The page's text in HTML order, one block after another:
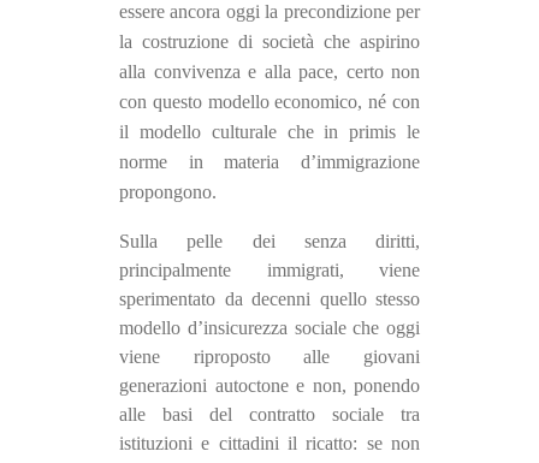
essere ancora oggi la precondizione per
la costruzione di società che aspirino
alla convivenza e alla pace, certo non
con questo modello economico, né con
il modello culturale chein primisle
norme in materia d’immigrazione
propongono.
Sulla pelle dei senza diritti,
principalmente immigrati, viene
sperimentato da decenni quello stesso
modello d’insicurezza sociale che oggi
viene riproposto alle giovani
generazioni autoctone e non, ponendo
alle basi del contratto sociale tra
istituzioni e cittadini il ricatto: se non